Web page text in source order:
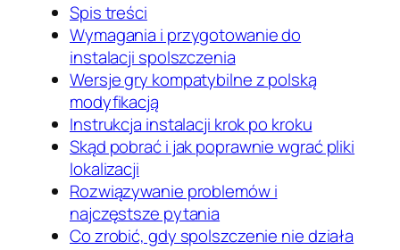
Spis treści
Wymagania i przygotowanie do
instalacji spolszczenia
Wersje gry kompatybilne z polską
modyfikacją
Instrukcja instalacji krok po kroku
Skąd pobrać i jak poprawnie wgrać pliki
lokalizacji
Rozwiązywanie problemów i
najczęstsze pytania
Co zrobić, gdy spolszczenie nie działa